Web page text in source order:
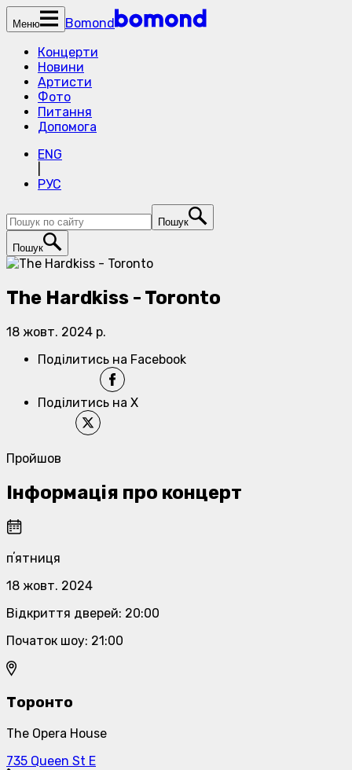
Меню
Bomond
Концерти
Новини
Артисти
Фото
Питання
Допомога
ENG
РУС
Пошук
Пошук
The Hardkiss - Toronto
18 жовт. 2024 р.
Поділитись на Facebook
Поділитись на X
Пройшов
Інформація про концерт
пʼятниця
18 жовт. 2024
Відкриття дверей: 20:00
Початок шоу: 21:00
Торонто
The Opera House
735 Queen St E